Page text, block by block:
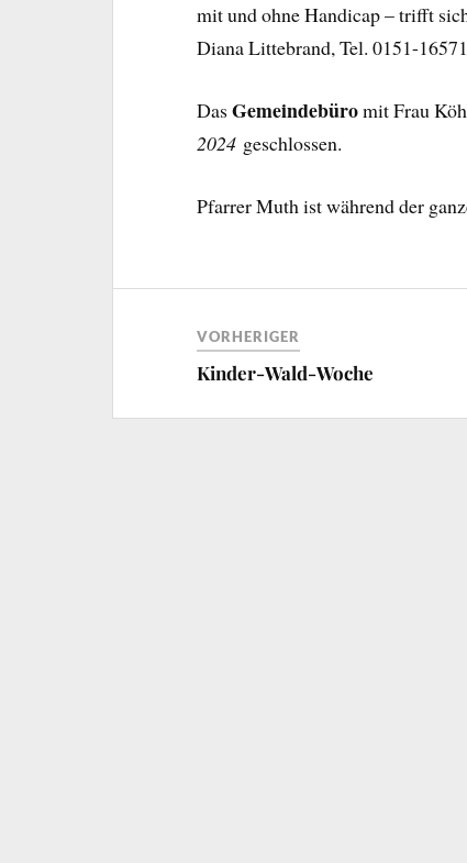
mit und ohne Handicap – trifft
Diana Littebrand, Tel. 0151-
DasGemeindebüromit Frau
2024 geschlossen.
Pfarrer Muth ist während der
VORHERIGER
Kinder-Wald-Woche